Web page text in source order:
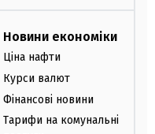
Новини економіки
Ціна нафти
Курси валют
Фінансові новини
Тарифи на комунальні